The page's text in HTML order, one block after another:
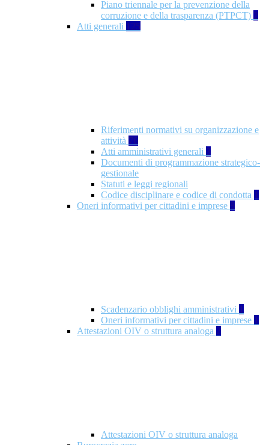
Piano triennale per la prevenzione della
corruzione e della trasparenza (PTPCT) 2
Atti generali 125
Riferimenti normativi su organizzazione e
attività 76
Atti amministrativi generali 3
Documenti di programmazione strategico-
gestionale
Statuti e leggi regionali
Codice disciplinare e codice di condotta 1
Oneri informativi per cittadini e imprese 8
Scadenzario obblighi amministrativi 1
Oneri informativi per cittadini e imprese 1
Attestazioni OIV o struttura analoga 2
Attestazioni OIV o struttura analoga